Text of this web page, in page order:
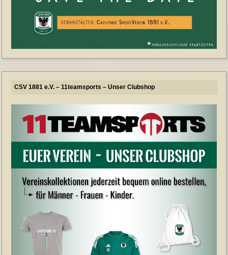
CSV 1881 e.V. – 11teamsports – Unser Clubshop